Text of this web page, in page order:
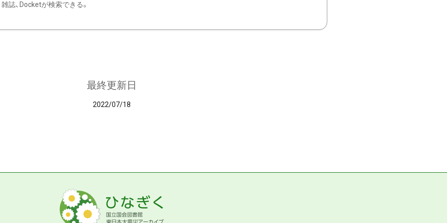
雑誌、Docketが検索できる。
最終更新日
2022/07/18